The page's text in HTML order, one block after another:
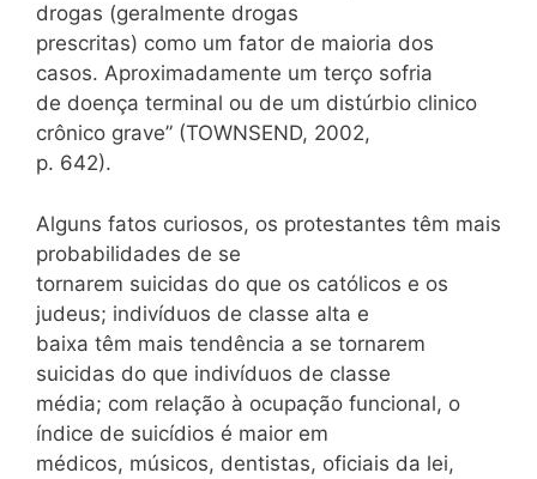
drogas (geralmente drogas
prescritas) como um fator de maioria dos
casos. Aproximadamente um terço sofria
de doença terminal ou de um distúrbio clinico
crônico grave” (TOWNSEND, 2002,
p. 642).
Alguns fatos curiosos, os protestantes têm mais
probabilidades de se
tornarem suicidas do que os católicos e os
judeus; indivíduos de classe alta e
baixa têm mais tendência a se tornarem
suicidas do que indivíduos de classe
média; com relação à ocupação funcional, o
índice de suicídios é maior em
médicos, músicos, dentistas, oficiais da lei,